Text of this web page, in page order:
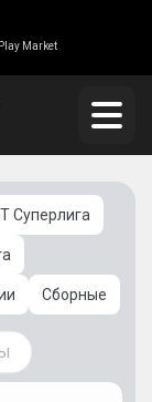
Market
Суперлига
Сборные